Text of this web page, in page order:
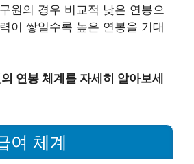
원의 경우 비교적 낮은 연봉으
이 쌓일수록 높은 연봉을 기대
연봉 체계를 자세히 알아보세
여 체계